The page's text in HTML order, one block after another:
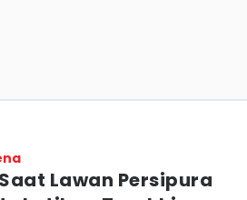
Lawan Persipura